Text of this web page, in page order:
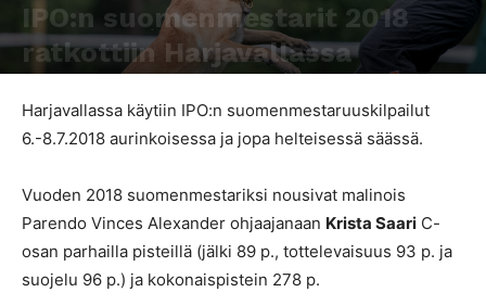
IPO:n suomenmestarit 2018
ratkottiin Harjavallassa
Harjavallassa käytiin IPO:n suomenmestaruuskilpailut
6.-8.7.2018 aurinkoisessa ja jopa helteisessä säässä.
Vuoden 2018 suomenmestariksi nousivat malinois
Parendo Vinces Alexander ohjaajanaan Krista Saari C-
osan parhailla pisteillä (jälki 89 p., tottelevaisuus 93 p. ja
suojelu 96 p.) ja kokonaispistein 278 p.